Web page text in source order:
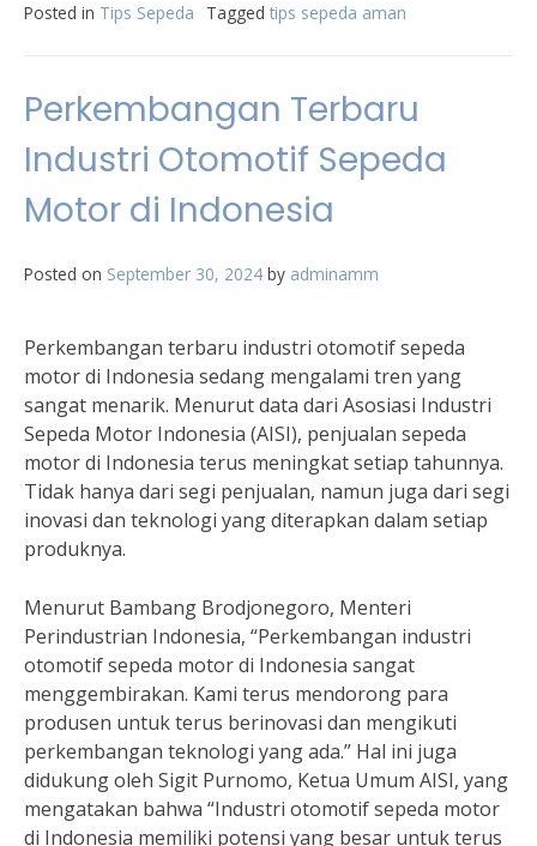
Posted in Tips Sepeda Tagged tips sepeda aman
Perkembangan Terbaru
Industri Otomotif Sepeda
Motor di Indonesia
Posted on September 30, 2024 by adminamm
Perkembangan terbaru industri otomotif sepeda
motor di Indonesia sedang mengalami tren yang
sangat menarik. Menurut data dari Asosiasi Industri
Sepeda Motor Indonesia (AISI), penjualan sepeda
motor di Indonesia terus meningkat setiap tahunnya.
Tidak hanya dari segi penjualan, namun juga dari segi
inovasi dan teknologi yang diterapkan dalam setiap
produknya.
Menurut Bambang Brodjonegoro, Menteri
Perindustrian Indonesia, “Perkembangan industri
otomotif sepeda motor di Indonesia sangat
menggembirakan. Kami terus mendorong para
produsen untuk terus berinovasi dan mengikuti
perkembangan teknologi yang ada.” Hal ini juga
didukung oleh Sigit Purnomo, Ketua Umum AISI, yang
mengatakan bahwa “Industri otomotif sepeda motor
di Indonesia memiliki potensi yang besar untuk terus